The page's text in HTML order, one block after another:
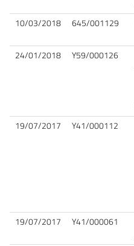
10/03/2018 645/001129
24/01/2018 Y59/000126
19/07/2017 Y41/000112
19/07/2017 Y41/000061